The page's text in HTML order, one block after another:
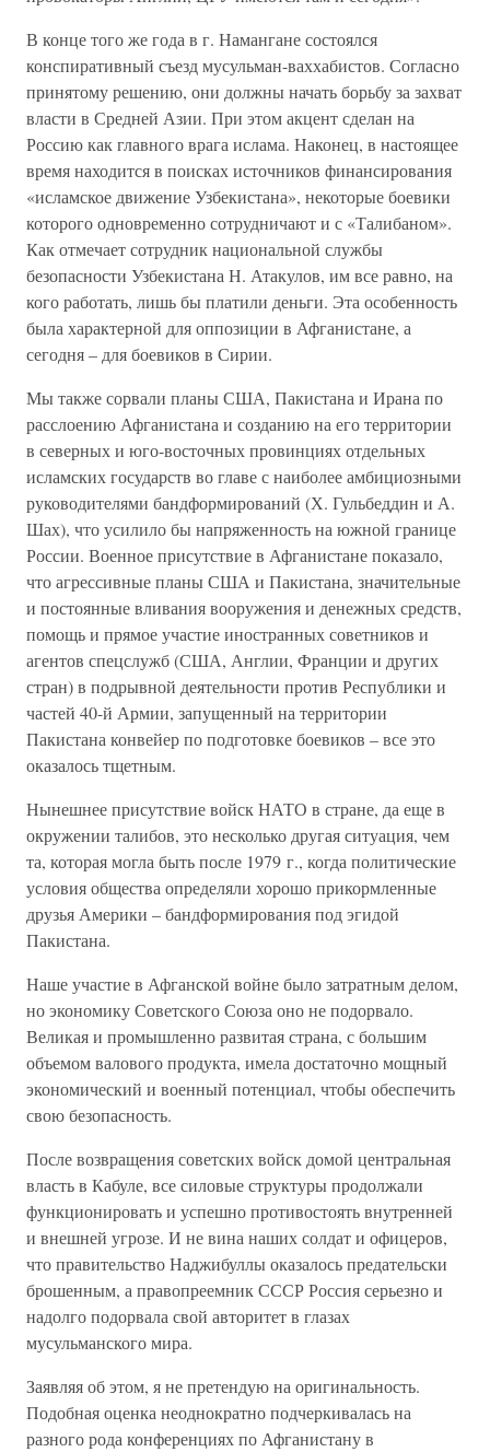
В конце того же года в г. Намангане состоялся
конспиративный съезд мусульман-ваххабистов. Согласно
принятому решению, они должны начать борьбу за захват
власти в Средней Азии. При этом акцент сделан на
Россию как главного врага ислама. Наконец, в настоящее
время находится в поисках источников финансирования
«исламское движение Узбекистана», некоторые боевики
которого одновременно сотрудничают и с «Талибаном».
Как отмечает сотрудник национальной службы
безопасности Узбекистана Н. Атакулов, им все равно, на
кого работать, лишь бы платили деньги. Эта особенность
была характерной для оппозиции в Афганистане, а
сегодня – для боевиков в Сирии.
Мы также сорвали планы США, Пакистана и Ирана по
расслоению Афганистана и созданию на его территории
в северных и юго-восточных провинциях отдельных
исламских государств во главе с наиболее амбициозными
руководителями бандформирований (Х. Гульбеддин и А.
Шах), что усилило бы напряженность на южной границе
России. Военное присутствие в Афганистане показало,
что агрессивные планы США и Пакистана, значительные
и постоянные вливания вооружения и денежных средств,
помощь и прямое участие иностранных советников и
агентов спецслужб (США, Англии, Франции и других
стран) в подрывной деятельности против Республики и
частей 40-й Армии, запущенный на территории
Пакистана конвейер по подготовке боевиков – все это
оказалось тщетным.
Нынешнее присутствие войск НАТО в стране, да еще в
окружении талибов, это несколько другая ситуация, чем
та, которая могла быть после 1979 г., когда политические
условия общества определяли хорошо прикормленные
друзья Америки – бандформирования под эгидой
Пакистана.
Наше участие в Афганской войне было затратным делом,
но экономику Советского Союза оно не подорвало.
Великая и промышленно развитая страна, с большим
объемом валового продукта, имела достаточно мощный
экономический и военный потенциал, чтобы обеспечить
свою безопасность.
После возвращения советских войск домой центральная
власть в Кабуле, все силовые структуры продолжали
функционировать и успешно противостоять внутренней
и внешней угрозе. И не вина наших солдат и офицеров,
что правительство Наджибуллы оказалось предательски
брошенным, а правопреемник СССР Россия серьезно и
надолго подорвала свой авторитет в глазах
мусульманского мира.
Заявляя об этом, я не претендую на оригинальность.
Подобная оценка неоднократно подчеркивалась на
разного рода конференциях по Афганистану в